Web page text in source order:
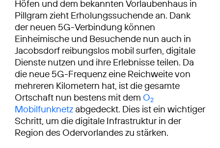
Höfen und dem bekannten Vorlaubenhaus in
Pillgram zieht Erholungssuchende an. Dank
der neuen 5G-Verbindung können
Einheimische und Besuchende nun auch in
Jacobsdorf reibungslos mobil surfen, digitale
Dienste nutzen und ihre Erlebnisse teilen. Da
die neue 5G-Frequenz eine Reichweite von
mehreren Kilometern hat, ist die gesamte
Ortschaft nun bestens mit dem O2
Mobilfunknetz abgedeckt. Dies ist ein wichtiger
Schritt, um die digitale Infrastruktur in der
Region des Odervorlandes zu stärken.